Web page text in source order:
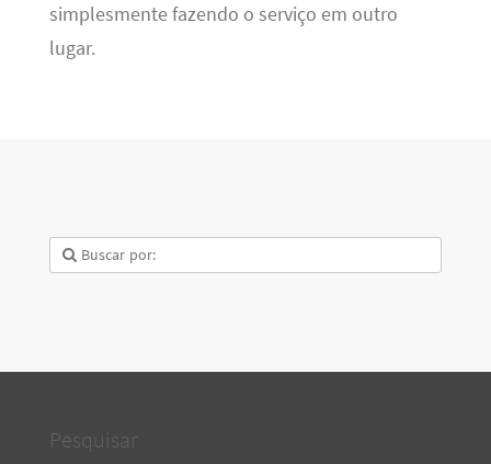
simplesmente fazendo o serviço em outro
lugar.
Pesquisar